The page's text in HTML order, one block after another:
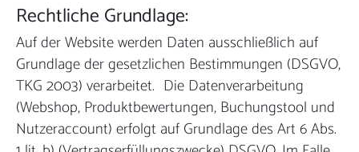
Rechtliche Grundlage:
Auf der Website werden Daten ausschließlich auf
Grundlage der gesetzlichen Bestimmungen (DSGVO,
TKG 2003) verarbeitet. Die Datenverarbeitung
(Webshop, Produktbewertungen, Buchungstool und
Nutzeraccount) erfolgt auf Grundlage des Art 6 Abs.